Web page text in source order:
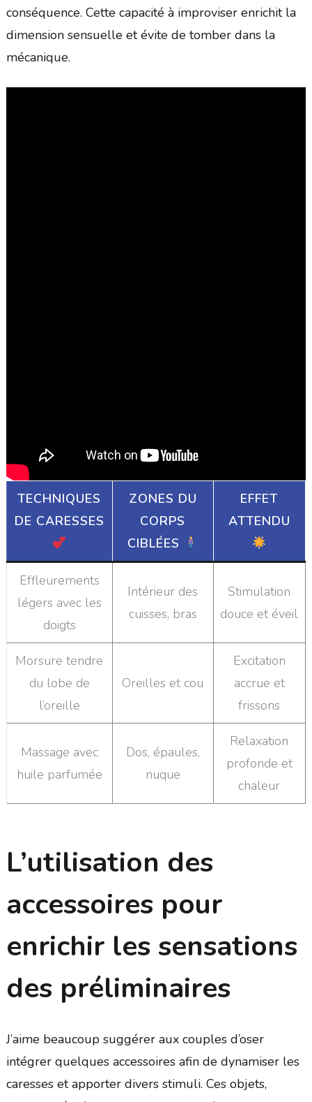
conséquence. Cette capacité à improviser enrichit la
dimension sensuelle et évite de tomber dans la
mécanique.
TECHNIQUES
DE CARESSES
ZONES DU
CORPS
CIBLÉES
EFFET
ATTENDU
Effleurements
légers avec les
doigts
Intérieur des
cuisses, bras
Stimulation
douce et éveil
Morsure tendre
du lobe de
l’oreille
Oreilles et cou
Excitation
accrue et
frissons
Massage avec
huile parfumée
Dos, épaules,
nuque
Relaxation
profonde et
chaleur
L’utilisation des
accessoires pour
enrichir les sensations
des préliminaires
J’aime beaucoup suggérer aux couples d’oser
intégrer quelques accessoires afin de dynamiser les
caresses et apporter divers stimuli. Ces objets,